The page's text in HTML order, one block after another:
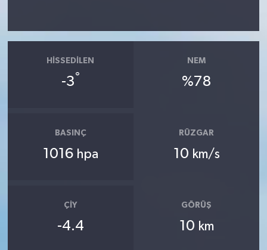
HISSEDILEN
-3°
NEM
%78
BASINÇ
1016 hpa
RÜZGAR
10 km/s
ÇIY
-4.4
GÖRÜŞ
10 km